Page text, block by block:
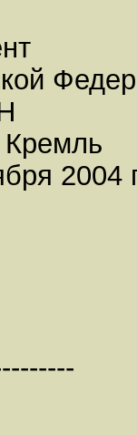
2004